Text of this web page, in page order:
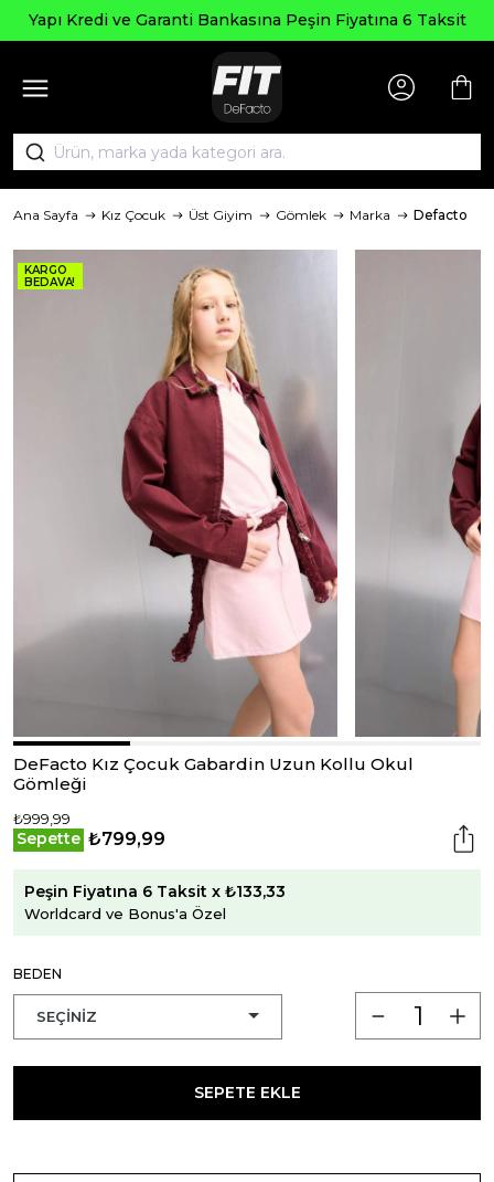
ve Garanti Bankasına Peşin Fiyatına 6 Taksit
Ana Sayfa Kız Çocuk Üst Giyim Gömlek Marka Defacto
KARGO
BEDAVA!
DeFacto Kız Çocuk Gabardin Uzun Kollu Okul
Gömleği
₺999,99
Sepette ₺799,99
Peşin Fiyatına 6 Taksit x ₺133,33
Worldcard ve Bonus'a Özel
BEDEN
SEPETE EKLE